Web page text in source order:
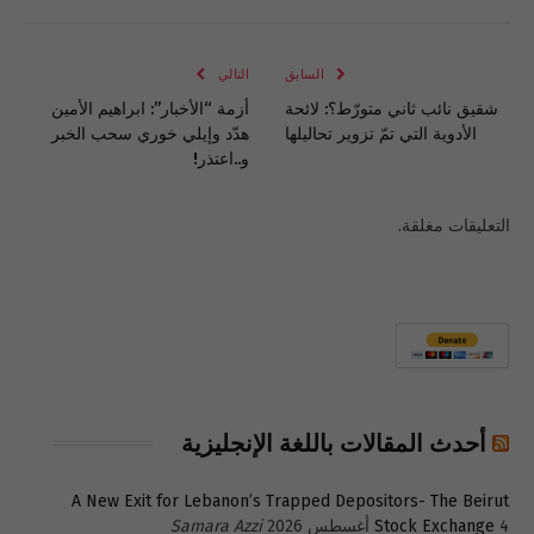
السابق
شقيق نائب ثاني متورّط؟: لائحة
الأدوية التي تمّ تزوير تحاليلها
التالي
أزمة “الأخبار”: ابراهيم الأمين
هدّد وإيلي خوري سحب الخبر
و..اعتذر!
التعليقات مغلقة.
أحدث المقالات باللغة الإنجليزية
A New Exit for Lebanon’s Trapped Depositors- The Beirut
Stock Exchange 4 أغسطس 2026
Samara Azzi